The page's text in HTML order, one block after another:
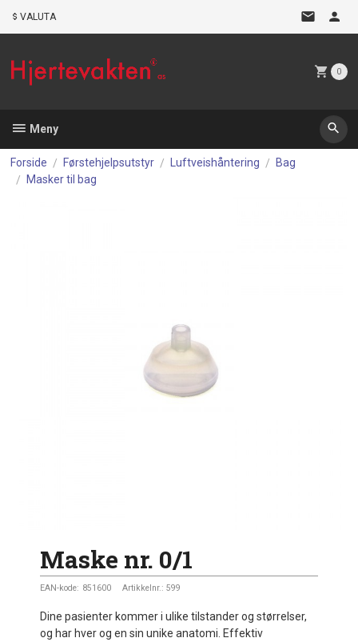
VALUTA
0
Meny
Forside Førstehjelpsutstyr Luftveishåntering
Bag
Masker til bag
Maske nr. 0/1
EAN-kode: 851600 Artikkelnr.: 599
Dine pasienter kommer i ulike tilstander og størrelser,
og har hver og en sin unike anatomi. Effektiv